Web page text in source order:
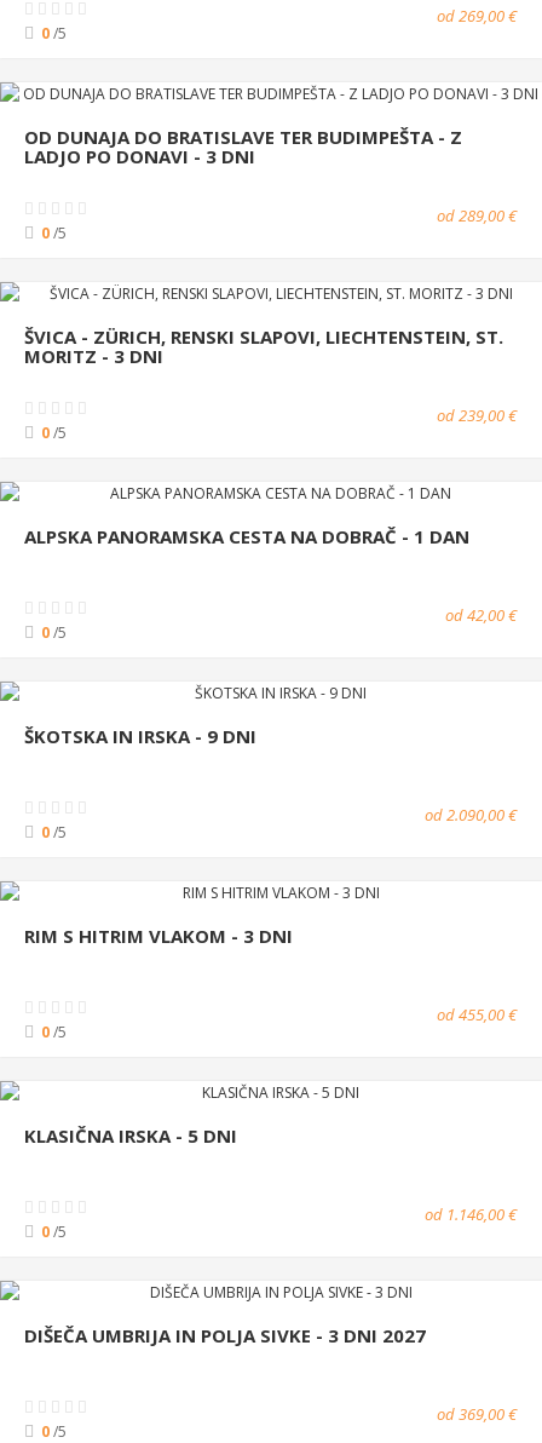
0/5
od 269,00 €
OD DUNAJA DO BRATISLAVE TER BUDIMPEŠTA - Z
LADJO PO DONAVI - 3 DNI
0/5
od 289,00 €
ŠVICA - ZÜRICH, RENSKI SLAPOVI, LIECHTENSTEIN, ST.
MORITZ - 3 DNI
0/5
od 239,00 €
ALPSKA PANORAMSKA CESTA NA DOBRAČ - 1 DAN
0/5
od 42,00 €
ŠKOTSKA IN IRSKA - 9 DNI
0/5
od 2.090,00 €
RIM S HITRIM VLAKOM - 3 DNI
0/5
od 455,00 €
KLASIČNA IRSKA - 5 DNI
0/5
od 1.146,00 €
DIŠEČA UMBRIJA IN POLJA SIVKE - 3 DNI 2027
0/5
od 369,00 €